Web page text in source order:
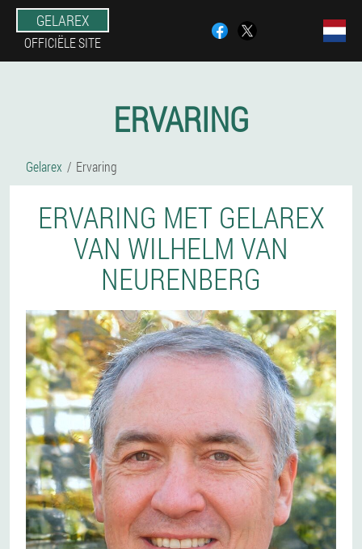
GELAREX
OFFICIËLE SITE
ERVARING
Gelarex Ervaring
ERVARING MET GELAREX
VAN WILHELM VAN
NEURENBERG